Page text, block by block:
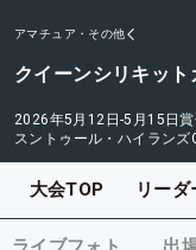
アマチュア・その他
クイーンシリキット
2026年5月12日-5月15日
スントゥール・ハイランズ
大会TOP リーダ